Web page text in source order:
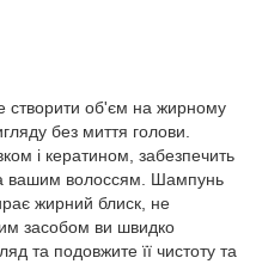
об'єм на жирному
без миття голови.
і кератином, забезпечить
вашим волоссям. Шампунь
жирний блиск, не
засобом ви швидко
та подовжите її чистоту та